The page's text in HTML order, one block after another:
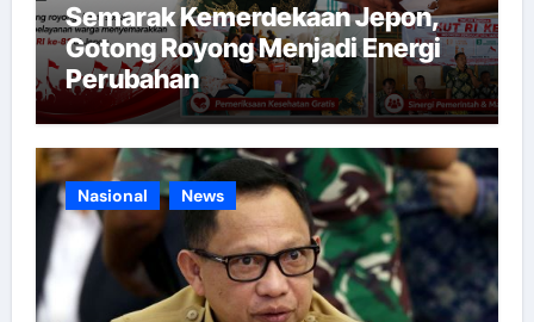
Semarak Kemerdekaan Jepon,
Gotong Royong Menjadi Energi
Perubahan
Nasional News